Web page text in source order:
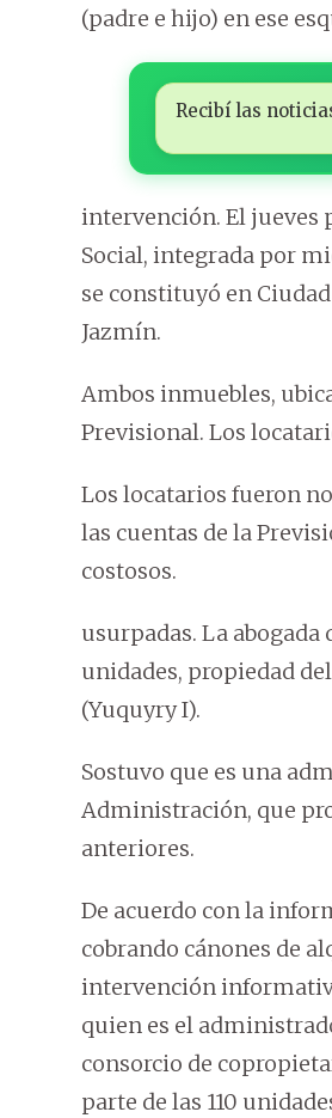
(padre e hijo) en ese
Recibí las
intervención. El jueves
Social, integrada por
se constituyó en
Jazmín.
Ambos inmuebles,
Previsional. Los
Los locatarios fueron
las cuentas de la
costosos.
usurpadas. La abogada
unidades, propiedad
(Yuquyry I).
Sostuvo que es una
Administración, que
anteriores.
De acuerdo con la
cobrando cánones de
intervención
quien es el
consorcio de
parte de las 110